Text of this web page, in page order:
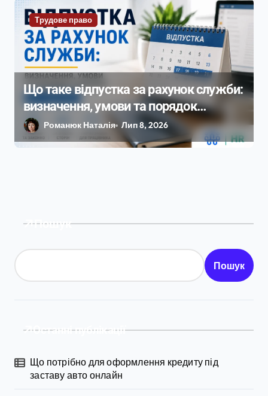
Трудове право
Що таке відпустка за рахунок служби:
визначення, умови та порядок
надання у 2026 році
Романюк Наталія Лип 8, 2026
Пошук
Пошук
Останні публікації
Що потрібно для оформлення кредиту під
заставу авто онлайн